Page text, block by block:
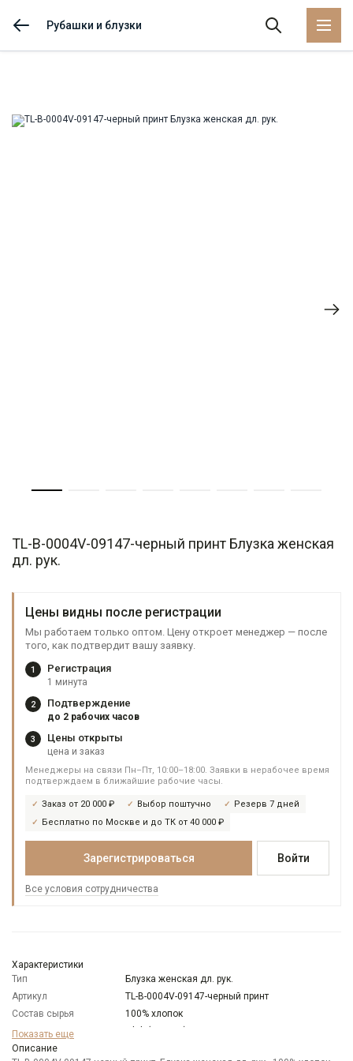
Рубашки и блузки
TL-B-0004V-09147-черный принт Блузка женская
дл. рук.
Цены видны после регистрации
Мы работаем только оптом. Цену откроет менеджер — после
того, как подтвердит вашу заявку.
1 Регистрация
1 минута
2 Подтверждение
до 2 рабочих часов
3 Цены открыты
цена и заказ
Менеджеры на связи Пн–Пт, 10:00–18:00. Заявки в нерабочее время
подтверждаем в ближайшие рабочие часы.
Заказ от 20 000 ₽ Выбор поштучно
Резерв 7 дней
Бесплатно по Москве и до ТК от 40 000 ₽
Зарегистрироваться Войти
Все условия сотрудничества
Характеристики
Тип
Блузка женская дл. рук.
Артикул
TL-B-0004V-09147-черный принт
Состав сырья
100% хлопок
Бренд
Модель
Показать еще
Описание